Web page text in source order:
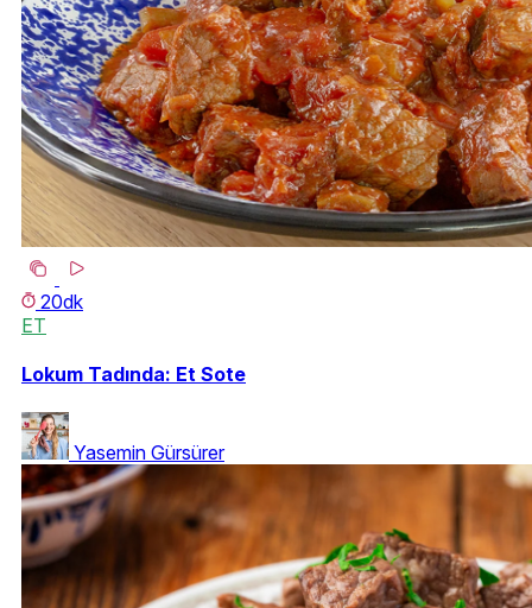
20dk
ET
Lokum Tadında: Et Sote
Yasemin Gürsürer